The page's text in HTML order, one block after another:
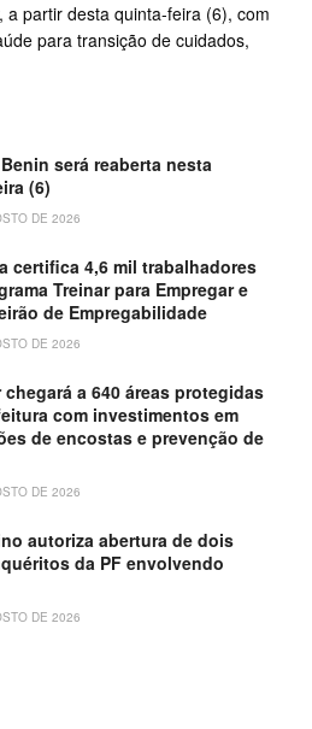
a partir desta quinta-feira (6), com
para transição de cuidados,
será reaberta nesta
(6)
DE 2026
certifica 4,6 mil trabalhadores
Treinar para Empregar e
de Empregabilidade
DE 2026
chegará a 640 áreas protegidas
com investimentos em
de encostas e prevenção de
DE 2026
autoriza abertura de dois
da PF envolvendo
DE 2026